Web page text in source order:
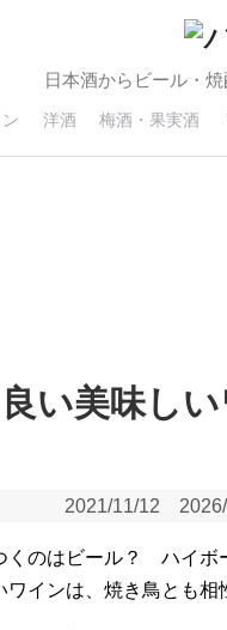
日本酒からビール・
洋酒 梅酒・果実酒
い美味し
2021/11/12
くのはビール？ ハイボ
インは、焼き鳥とも相